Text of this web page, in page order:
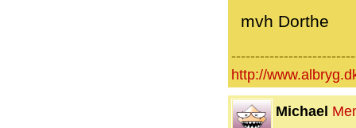
mvh Dorthe
http://
Michael